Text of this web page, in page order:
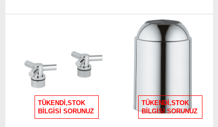
TÜKENDİ,STOK
BİLGİSİ SORUNUZ
TÜKENDİ,STOK
BİLGİSİ SORUNUZ